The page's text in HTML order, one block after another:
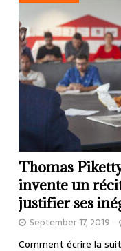
Thomas
invente un
justifier ses
September 17, 2019
Comment écrire la